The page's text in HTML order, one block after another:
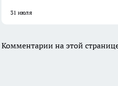
31 июля
Комментарии на этой